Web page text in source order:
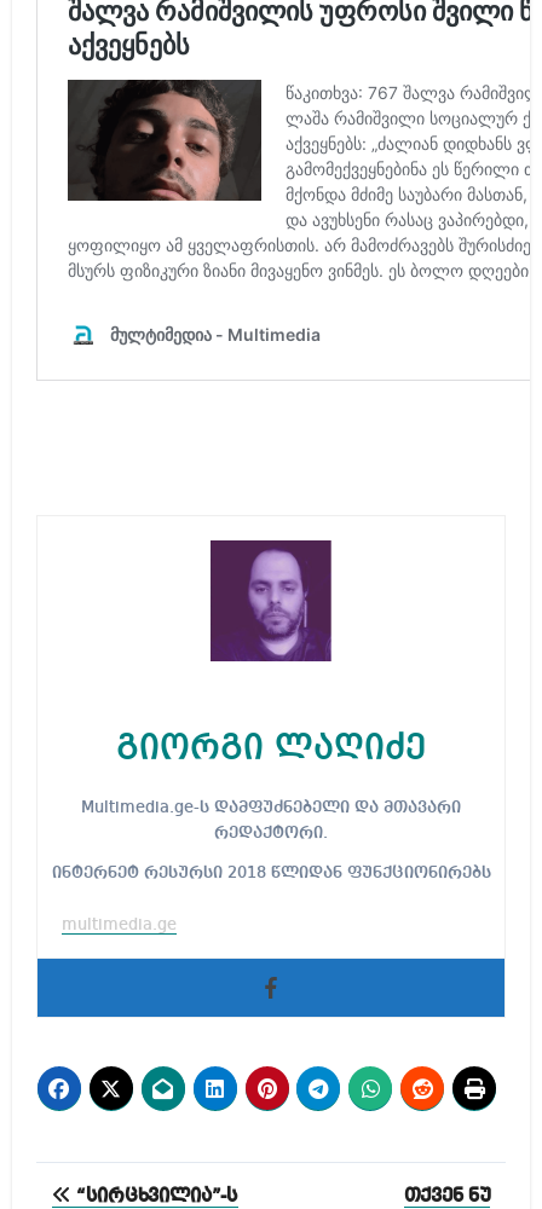
გიორგი ლაღიძე
Multimedia.ge-ს დამფუძნებელი და მთავარი
რედაქტორი.
ინტერნეტ რესურსი 2018 წლიდან ფუნქციონირებს
multimedia.ge
პოსტის
“სირცხვილია”-ს
თქვენ ნუ